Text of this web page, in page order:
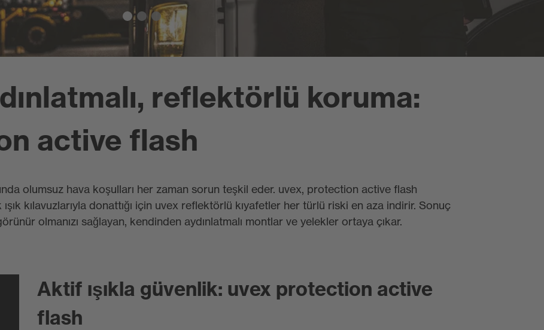
reflektörlü koruma:
active flash
olumsuz hava koşulları her zaman sorun teşkil eder. uvex, protection active flash
kılavuzlarıyla donattığı için uvex reflektörlü kıyafetler her türlü riski en aza indirir. Sonuç
olmanızı sağlayan, kendinden aydınlatmalı montlar ve yelekler ortaya çıkar.
Aktif ışıkla güvenlik: uvex protection active
flash